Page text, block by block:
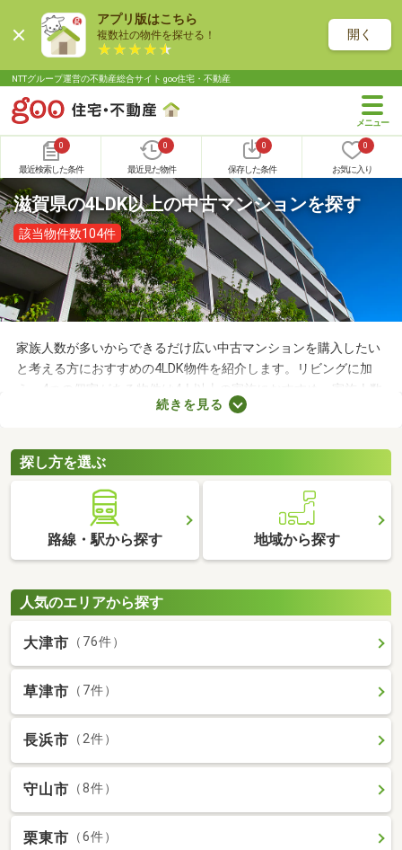
アプリ版はこちら
複数社の物件を探せる！ 開く
NTTグループ運営の不動産総合サイト goo住宅・不動産
0
最近検索した条件
0
最近見た物件
0
保存した条件
0
お気に入り
滋賀県の4LDK以上の中古マンションを探す
該当物件数104件
家族人数が多いからできるだけ広い中古マンションを購入したい
と考える方におすすめの4LDK物件を紹介します。リビングに加
え、4つの個室がある物件は4人以上の家族におすすめ。家族人数
が多くても、お部屋の数が多ければ生活空間をしっかり分けられ
間取りや設備、購入費用などをチェックしてみてくださいね。
続きを見る
探し方を選ぶ
路線・駅から探す 地域から探す
人気のエリアから探す
大津市 （76件）
草津市 （7件）
長浜市 （2件）
守山市 （8件）
栗東市 （6件）